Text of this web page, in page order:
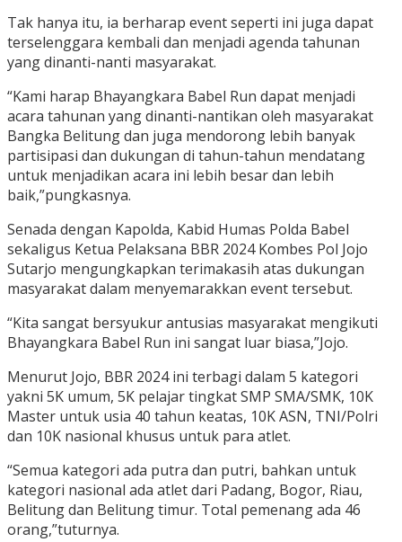
Tak hanya itu, ia berharap event seperti ini juga dapat
terselenggara kembali dan menjadi agenda tahunan
yang dinanti-nanti masyarakat.
“Kami harap Bhayangkara Babel Run dapat menjadi
acara tahunan yang dinanti-nantikan oleh masyarakat
Bangka Belitung dan juga mendorong lebih banyak
partisipasi dan dukungan di tahun-tahun mendatang
untuk menjadikan acara ini lebih besar dan lebih
baik,”pungkasnya.
Senada dengan Kapolda, Kabid Humas Polda Babel
sekaligus Ketua Pelaksana BBR 2024 Kombes Pol Jojo
Sutarjo mengungkapkan terimakasih atas dukungan
masyarakat dalam menyemarakkan event tersebut.
“Kita sangat bersyukur antusias masyarakat mengikuti
Bhayangkara Babel Run ini sangat luar biasa,”Jojo.
Menurut Jojo, BBR 2024 ini terbagi dalam 5 kategori
yakni 5K umum, 5K pelajar tingkat SMP SMA/SMK, 10K
Master untuk usia 40 tahun keatas, 10K ASN, TNI/Polri
dan 10K nasional khusus untuk para atlet.
“Semua kategori ada putra dan putri, bahkan untuk
kategori nasional ada atlet dari Padang, Bogor, Riau,
Belitung dan Belitung timur. Total pemenang ada 46
orang,”tuturnya.